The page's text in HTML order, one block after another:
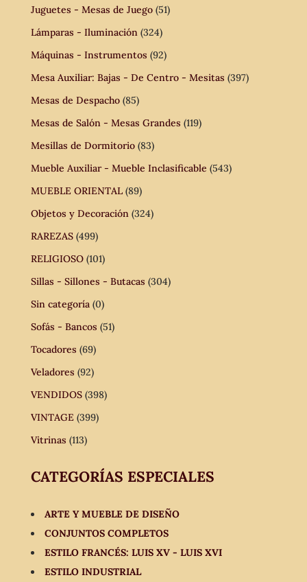
Juguetes - Mesas de Juego (51)
Lámparas - Iluminación (324)
Máquinas - Instrumentos (92)
Mesa Auxiliar: Bajas - De Centro - Mesitas (397)
Mesas de Despacho (85)
Mesas de Salón - Mesas Grandes (119)
Mesillas de Dormitorio (83)
Mueble Auxiliar - Mueble Inclasificable (543)
MUEBLE ORIENTAL (89)
Objetos y Decoración (324)
RAREZAS (499)
RELIGIOSO (101)
Sillas - Sillones - Butacas (304)
Sin categoría (0)
Sofás - Bancos (51)
Tocadores (69)
Veladores (92)
VENDIDOS (398)
VINTAGE (399)
Vitrinas (113)
CATEGORÍAS ESPECIALES
ARTE Y MUEBLE DE DISEÑO
CONJUNTOS COMPLETOS
ESTILO FRANCÉS: LUIS XV - LUIS XVI
ESTILO INDUSTRIAL